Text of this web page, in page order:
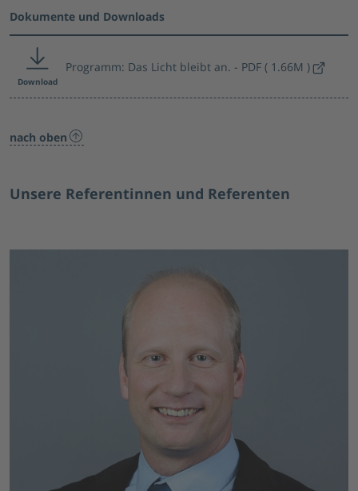
Dokumente und Downloads
Download
Programm: Das Licht bleibt an. PDF ( 1.66M )
nach oben
Unsere Referentinnen und Referenten